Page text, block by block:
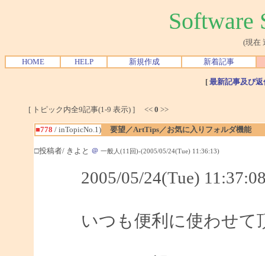
Software
(現在
HOME HELP 新規作成 新着記事
[ 最新記事及び
[ トピック内全9記事(1-9 表示) ] << 0 >>
■778 / inTopicNo.1) 要望／ArtTips／お気に入りフォルダ機能
□投稿者/ きよと ＠ 一般人(11回)-(2005/05/24(Tue) 11:36:13)
2005/05/24(Tue)
いつも便利に使わせて